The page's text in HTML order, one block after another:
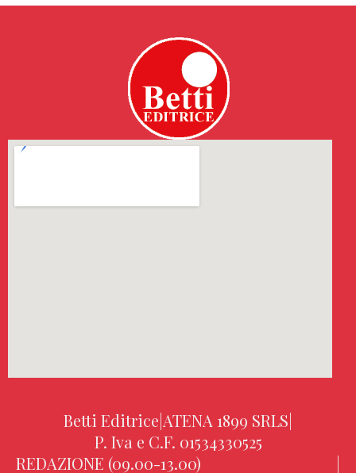
Betti Editrice|ATENA 1899 SRLS|
P. Iva e C.F. 01534330525
REDAZIONE (09.00-13.00)
|